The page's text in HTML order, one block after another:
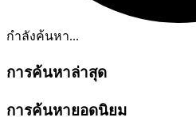
กำลังค้นหา...
การค้นหาล่าสุด
การค้นหายอดนิยม